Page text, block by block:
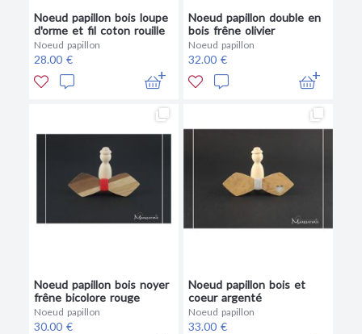
Noeud papillon bois loupe
d'orme et fil coton rouille
Noeud papillon
28.00 €
Noeud papillon double en
bois frêne olivier
Noeud papillon
32.00 €
Noeud papillon bois noyer
frêne bicolore rouge
Noeud papillon
30.00 €
Noeud papillon bois et
coeur argenté
Noeud papillon
33.00 €